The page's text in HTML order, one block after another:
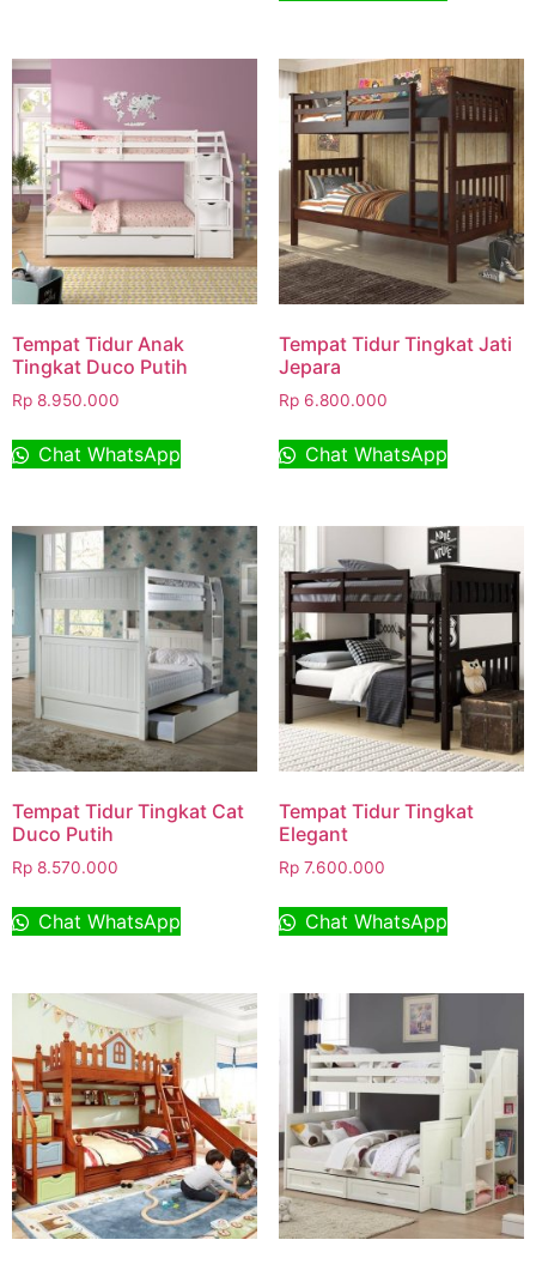
Tempat Tidur Anak
Tingkat Duco Putih
Rp 8.950.000
Chat WhatsApp
Tempat Tidur Tingkat Jati
Jepara
Rp6.800.000
Chat WhatsApp
Tempat Tidur Tingkat Cat
Duco Putih
Rp 8.570.000
Chat WhatsApp
Tempat Tidur Tingkat
Elegant
Rp7.600.000
Chat WhatsApp